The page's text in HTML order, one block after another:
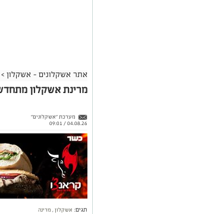
אתר אשקלונים - אשקלון >
מרינת אשקלון
מערכת "אשקלונים"
04.08.26 / 09:01
תגים: אשקלון, מרינה